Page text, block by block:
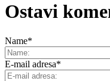
Ostavi
Name*
E-mail adresa*